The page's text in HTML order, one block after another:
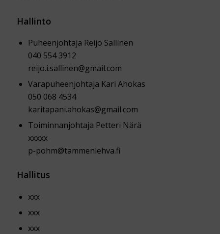
Hallinto
Puheenjohtaja Reijo Sallinen
040 554 3912
reijo.i.sallinen@gmail.com
Varapuheenjohtaja Kari Ahokas
050 068 4534
karitapani.ahokas@gmail.com
Toiminnanjohtaja Petteri Närä
xxxxx
p-pohm@tammenlehva.fi
Hallitus
xxx
xxx
xxx